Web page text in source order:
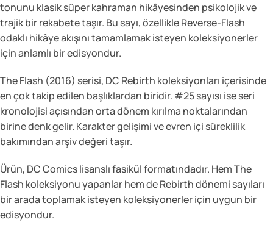
tonunu klasik süper kahraman hikâyesinden psikolojik ve
trajik bir rekabete taşır. Bu sayı, özellikle Reverse-Flash
odaklı hikâye akışını tamamlamak isteyen koleksiyonerler
için anlamlı bir edisyondur.
The Flash (2016) serisi, DC Rebirth koleksiyonları içerisinde
en çok takip edilen başlıklardan biridir. #25 sayısı ise seri
kronolojisi açısından orta dönem kırılma noktalarından
birine denk gelir. Karakter gelişimi ve evren içi süreklilik
bakımından arşiv değeri taşır.
Ürün, DC Comics lisanslı fasikül formatındadır. Hem The
Flash koleksiyonu yapanlar hem de Rebirth dönemi sayıları
bir arada toplamak isteyen koleksiyonerler için uygun bir
edisyondur.